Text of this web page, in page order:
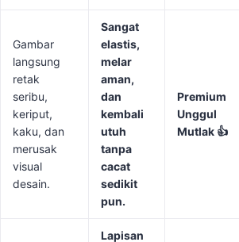
Gambar
langsung
retak
seribu,
keriput,
kaku, dan
merusak
visual
desain.
Sangat
elastis,
melar
aman,
dan
kembali
utuh
tanpa
cacat
sedikit
pun.
Premium
Unggul
Mutlak 👍
Lapisan